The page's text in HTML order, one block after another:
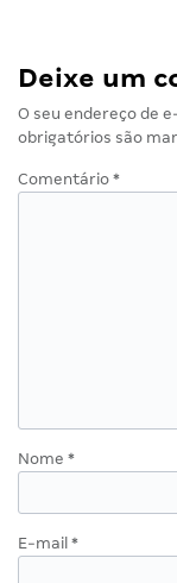
Deixe um
O seu endereço de
obrigatórios são
Comentário *
Nome *
E-mail *